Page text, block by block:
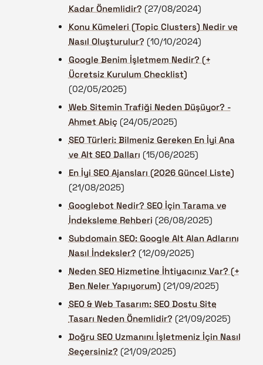
Kadar Önemlidir? (27/08/2024)
Konu Kümeleri (Topic Clusters) Nedir ve
Nasıl Oluşturulur? (10/10/2024)
Google Benim İşletmem Nedir? (+
Ücretsiz Kurulum Checklist)
(02/05/2025)
Web Sitemin Trafiği Neden Düşüyor? -
Ahmet Abiç (24/05/2025)
SEO Türleri: Bilmeniz Gereken En İyi Ana
ve Alt SEO Dalları (15/06/2025)
En İyi SEO Ajansları (2026 Güncel Liste)
(21/08/2025)
Googlebot Nedir? SEO İçin Tarama ve
İndeksleme Rehberi (26/08/2025)
Subdomain SEO: Google Alt Alan Adlarını
Nasıl İndeksler? (12/09/2025)
Neden SEO Hizmetine İhtiyacınız Var? (+
Ben Neler Yapıyorum) (21/09/2025)
SEO & Web Tasarım: SEO Dostu Site
Tasarı Neden Önemlidir? (21/09/2025)
Doğru SEO Uzmanını İşletmeniz İçin Nasıl
Seçersiniz? (21/09/2025)